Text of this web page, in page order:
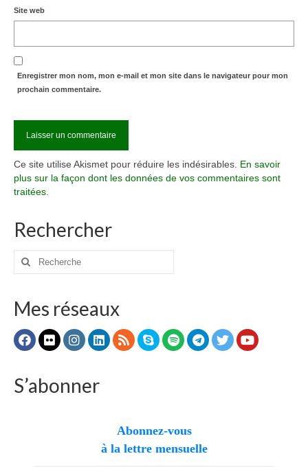
Site web
Enregistrer mon nom, mon e-mail et mon site dans le navigateur pour mon
prochain commentaire.
Ce site utilise Akismet pour réduire les indésirables. En savoir
plus sur la façon dont les données de vos commentaires sont
traitées.
Rechercher
Rechercher
Mes réseaux
S’abonner
Abonnez-vous
à la lettre mensuelle